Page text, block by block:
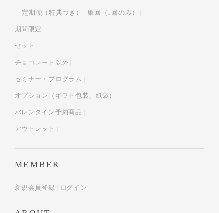
定期便（特典つき） 単回（1回のみ）
期間限定
セット
チョコレート以外
セミナー・プログラム
オプション（ギフト包装、紙袋）
バレンタイン予約商品
アウトレット
MEMBER
新規会員登録 ログイン